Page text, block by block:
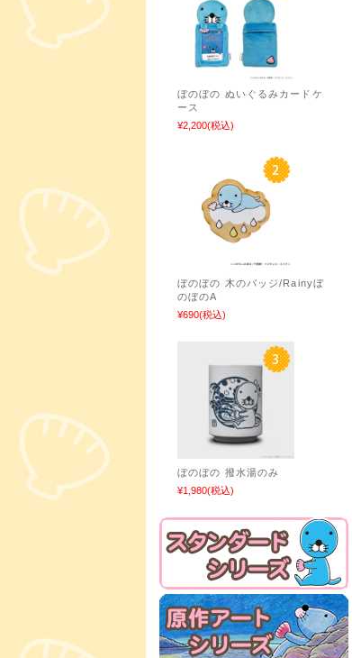
ぼのぼの ぬいぐるみカードケ
ース
¥2,200(税込)
ぼのぼの 木のバッジ/Rainyぼ
のぼのA
¥690(税込)
ぼのぼの 撥水湯のみ
¥1,980(税込)